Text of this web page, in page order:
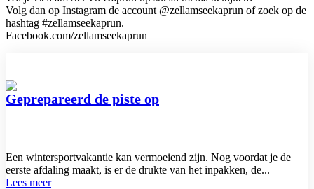
Volg dan op Instagram de account @zellamseekaprun of zoek op de
hashtag #zellamseekaprun.
Facebook.com/zellamseekaprun
Geprepareerd de piste op
Een wintersportvakantie kan vermoeiend zijn. Nog voordat je de
eerste afdaling maakt, is er de drukte van het inpakken, de...
Lees meer